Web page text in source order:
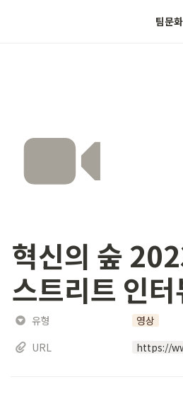
팀문화
혁신의 숲
스트리트 인터
유형
영상
URL